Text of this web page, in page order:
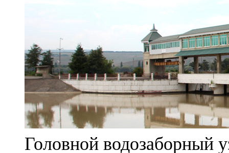
Головной водозаборный